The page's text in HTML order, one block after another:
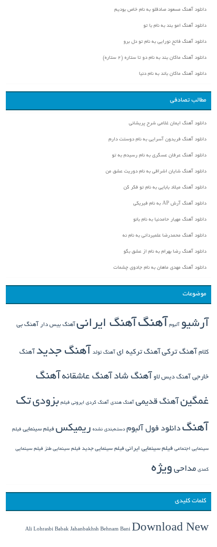
دانلود آهنگ مسعود صادقلو به نام خاص بودیم
دانلود آهنگ امو بند به نام با تو
دانلود آهنگ فاتح نورایی به نام تو دل برو
دانلود آهنگ ماکان بند به نام دو تا ستاره (۲ ستاره)
دانلود آهنگ ماکان باند به نام دنیا
مطالب تصادفی
دانلود آهنگ ایمان غلامی شرح پریشانی
دانلود آهنگ فریدون آسرایی به نام دوستت دارم
دانلود آهنگ عرفان عسگری به نام رسیدم به تو
دانلود آهنگ شایان اشراقی به نام دوریت عشق من
دانلود آهنگ میلاد بابایی به نام تو فکر کن
دانلود آهنگ آرش AP به نام فیریکی
دانلود آهنگ مهیار حامدنیا به نام بانو
دانلود آهنگ محمدرضا علمیردانی به نام نه
دانلود آهنگ رضا بهرام به نام از عشق بگو
دانلود آهنگ مهدی ماهان به نام جادوی چشمات
موضوعات
آرشیو آلبوم آهنگ آهنگ ایرانی آهنگ بیس دار آهنگ بی
کلام آهنگ ترکی آهنگ ترکیه ای آهنگ تولد آهنگ جدید آهنگ
خارجی آهنگ دیس لاو آهنگ شاد آهنگ عاشقانه آهنگ
غمگین آهنگ قدیمی آهنگ هندی آهنگ کردی ایرونی فیلم بزودیتک
آهنگدانلود فول آلبوم دسته‌بندی نشده ریمیکس فیلم سینمایی فیلم
سینمایی اجتماعی فیلم سینمایی ایرانی فیلم سینمایی جدید فیلم سینمایی طنز فیلم سینمایی
کمدی مداحی ویژه
کلمات کلیدی
Ali Lohrasbi Babak Jahanbakhsh Behnam Bani Download New